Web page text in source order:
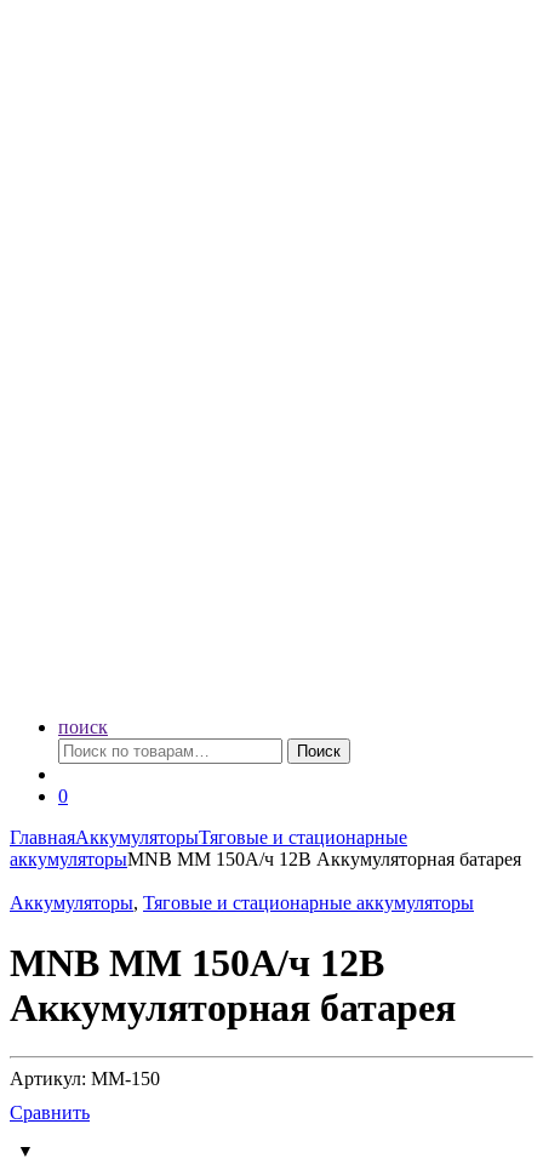
поиск
Искать:
Поиск
0
ГлавнаяАккумуляторыТяговые и стационарные
аккумуляторыMNB MM 150А/ч 12В Аккумуляторная батарея
Аккумуляторы, Тяговые и стационарные аккумуляторы
MNB MM 150А/ч 12В
Аккумуляторная батарея
Артикул: MM-150
Сравнить